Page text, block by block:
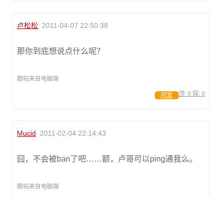
卢松松 2011-04-07 22:50:38
那你到底想说点什么呢？
跟帖来自电脑端
顶: 0 踩: 0
回复
Mucid 2011-02-04 22:14:43
囧，不会被ban了吧……额，卢哥可以ping通我么。
跟帖来自电脑端